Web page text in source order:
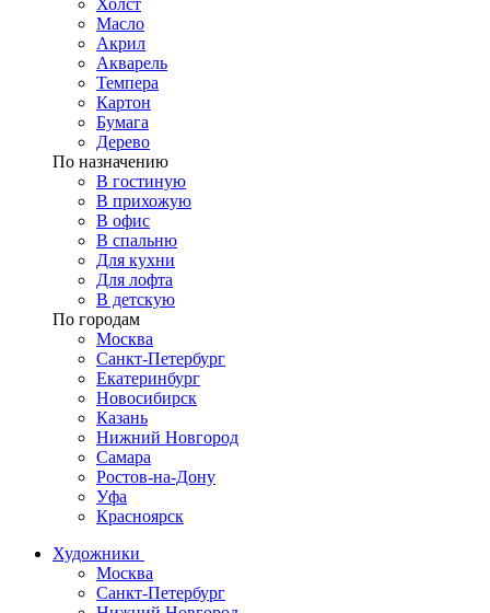
Холст
Масло
Акрил
Акварель
Темпера
Картон
Бумага
Дерево
По назначению
В гостиную
В прихожую
В офис
В спальню
Для кухни
Для лофта
В детскую
По городам
Москва
Санкт-Петербург
Екатеринбург
Новосибирск
Казань
Нижний Новгород
Самара
Ростов-на-Дону
Уфа
Красноярск
Художники
Москва
Санкт-Петербург